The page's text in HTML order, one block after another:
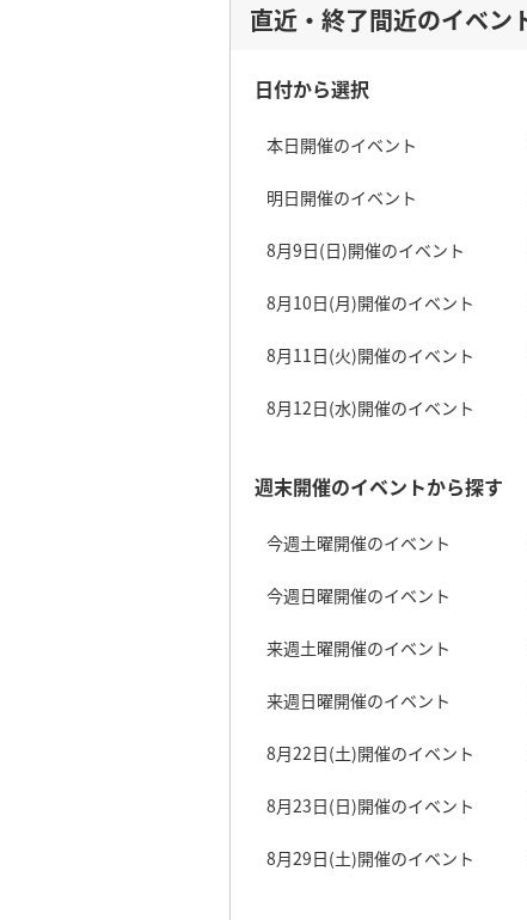
直近・終了間近のイベン
日付から選択
本日開催のイベント
明日開催のイベント
8月9日(日)開催のイベント
8月10日(月)開催のイベント
8月11日(火)開催のイベント
8月12日(水)開催のイベント
週末開催のイベントから探す
今週土曜開催のイベント
今週日曜開催のイベント
来週土曜開催のイベント
来週日曜開催のイベント
8月22日(土)開催のイベント
8月23日(日)開催のイベント
8月29日(土)開催のイベント